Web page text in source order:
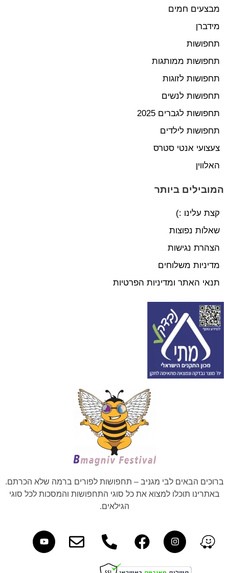
מבצעים חמים
מידברן
תחפושות
תחפושות ממותגות
תחפושות לזוגות
תחפושות לנשים
תחפושות לגברים 2025
תחפושות לילדים
צעצועי אנטי סטרס
האלווין
המובילים ביותר
קצת עלינו :)
שאלות נפוצות
הצהרת נגישות
מדיניות משלוחים
תנאי האתר ומדיניות הפרטיות
ברוכים הבאים לבי מגניב – תחפושות לפורים ברמה שלא הכרתם.
באתרינו תוכלו למצוא את כל סוגי התחפושות והמסכות לכל סוגי
הגילאים.